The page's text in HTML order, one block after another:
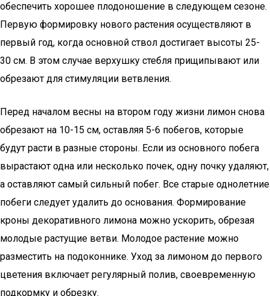
обеспечить хорошее плодоношение в следующем сезоне.
Первую формировку нового растения осуществляют в
первый год, когда основной ствол достигает высоты 25-
30 см. В этом случае верхушку стебля прищипывают или
обрезают для стимуляции ветвления.
Перед началом весны на втором году жизни лимон снова
обрезают на 10-15 см, оставляя 5-6 побегов, которые
будут расти в разные стороны. Если из основного побега
вырастают одна или несколько почек, одну почку удаляют,
а оставляют самый сильный побег. Все старые однолетние
побеги следует удалить до основания. Формирование
кроны декоративного лимона можно ускорить, обрезая
молодые растущие ветви. Молодое растение можно
разместить на подоконнике. Уход за лимоном до первого
цветения включает регулярный полив, своевременную
подкормку и обрезку.